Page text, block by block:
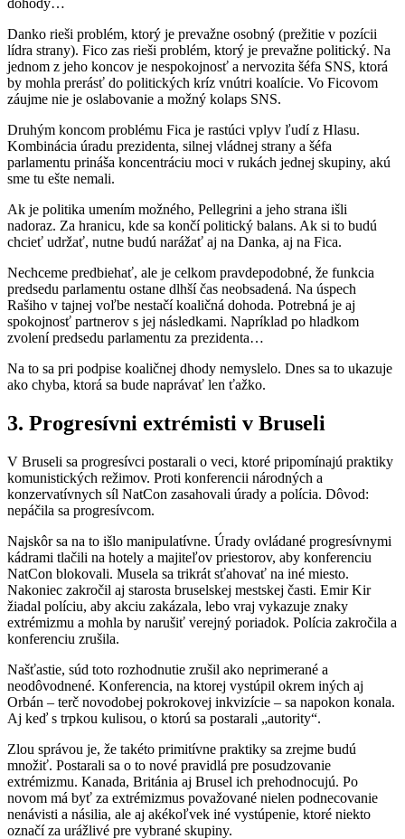
Danko rieši problém, ktorý je prevažne osobný (prežitie v pozícii
lídra strany). Fico zas rieši problém, ktorý je prevažne politický. Na
jednom z jeho koncov je nespokojnosť a nervozita šéfa SNS, ktorá
by mohla prerásť do politických kríz vnútri koalície. Vo Ficovom
záujme nie je oslabovanie a možný kolaps SNS.
Druhým koncom problému Fica je rastúci vplyv ľudí z Hlasu.
Kombinácia úradu prezidenta, silnej vládnej strany a šéfa
parlamentu prináša koncentráciu moci v rukách jednej skupiny, akú
sme tu ešte nemali.
Ak je politika umením možného, Pellegrini a jeho strana išli
nadoraz. Za hranicu, kde sa končí politický balans. Ak si to budú
chcieť udržať, nutne budú narážať aj na Danka, aj na Fica.
Nechceme predbiehať, ale je celkom pravdepodobné, že funkcia
predsedu parlamentu ostane dlhší čas neobsadená. Na úspech
Rašiho v tajnej voľbe nestačí koaličná dohoda. Potrebná je aj
spokojnosť partnerov s jej následkami. Napríklad po hladkom
zvolení predsedu parlamentu za prezidenta…
Na to sa pri podpise koaličnej dhody nemyslelo. Dnes sa to ukazuje
ako chyba, ktorá sa bude naprávať len ťažko.
3. Progresívni extrémisti v Bruseli
V Bruseli sa progresívci postarali o veci, ktoré pripomínajú praktiky
komunistických režimov. Proti konferencii národných a
konzervatívnych síl NatCon zasahovali úrady a polícia. Dôvod:
nepáčila sa progresívcom.
Najskôr sa na to išlo manipulatívne. Úrady ovládané progresívnymi
kádrami tlačili na hotely a majiteľov priestorov, aby konferenciu
NatCon blokovali. Musela sa trikrát sťahovať na iné miesto.
Nakoniec zakročil aj starosta bruselskej mestskej časti. Emir Kir
žiadal políciu, aby akciu zakázala, lebo vraj vykazuje znaky
extrémizmu a mohla by narušiť verejný poriadok. Polícia zakročila a
konferenciu zrušila.
Našťastie, súd toto rozhodnutie zrušil ako neprimerané a
neodôvodnené. Konferencia, na ktorej vystúpil okrem iných aj
Orbán – terč novodobej pokrokovej inkvizície – sa napokon konala.
Aj keď s trpkou kulisou, o ktorú sa postarali „autority“.
Zlou správou je, že takéto primitívne praktiky sa zrejme budú
množiť. Postarali sa o to nové pravidlá pre posudzovanie
extrémizmu. Kanada, Británia aj Brusel ich prehodnocujú. Po
novom má byť za extrémizmus považované nielen podnecovanie
nenávisti a násilia, ale aj akékoľvek iné vystúpenie, ktoré niekto
označí za urážlivé pre vybrané skupiny.